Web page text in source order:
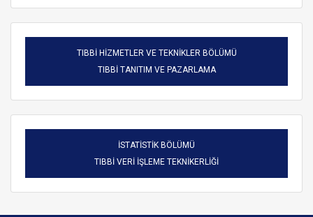
TIBBİ HİZMETLER VE TEKNİKLER BÖLÜMÜ
TIBBİ TANITIM VE PAZARLAMA
İSTATİSTİK BÖLÜMÜ
TIBBİ VERİ İŞLEME TEKNİKERLİĞİ